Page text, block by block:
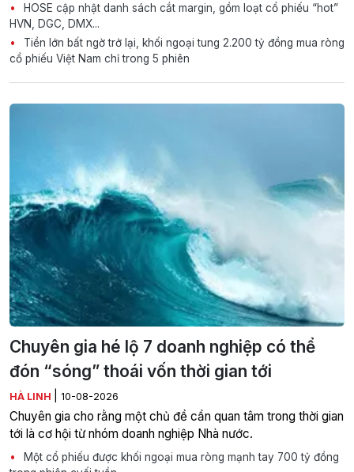
HOSE cập nhật danh sách cắt margin, gồm loạt cổ phiếu “hot”
HVN, DGC, DMX...
Tiền lớn bất ngờ trở lại, khối ngoại tung 2.200 tỷ đồng mua ròng
cổ phiếu Việt Nam chỉ trong 5 phiên
Chuyên gia hé lộ 7 doanh nghiệp có thể
đón “sóng” thoái vốn thời gian tới
HÀ LINH 10-08-2026
Chuyên gia cho rằng một chủ đề cần quan tâm trong thời gian
tới là cơ hội từ nhóm doanh nghiệp Nhà nước.
Một cổ phiếu được khối ngoại mua ròng mạnh tay 700 tỷ đồng